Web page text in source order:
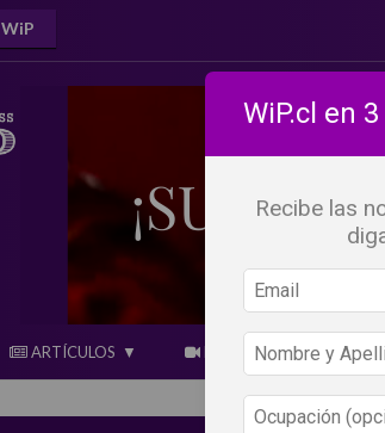
WiP
ARTÍCULOS BEBER X LOS OJOS
WiP.cl en
Recibe las